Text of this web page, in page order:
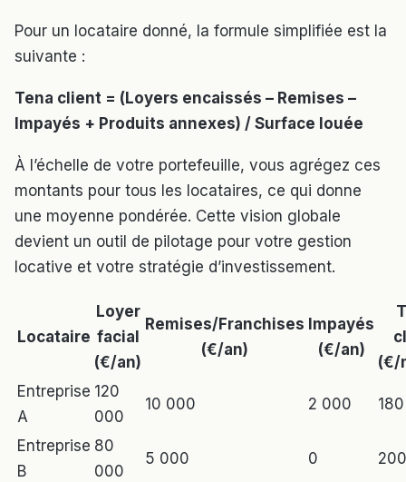
Pour un locataire donné, la formule simplifiée est la
suivante :
Tena client = (Loyers encaissés – Remises –
Impayés + Produits annexes) / Surface louée
À l’échelle de votre portefeuille, vous agrégez ces
montants pour tous les locataires, ce qui donne
une moyenne pondérée. Cette vision globale
devient un outil de pilotage pour votre gestion
locative et votre stratégie d’investissement.
Locataire
Loyer
facial
(€/an)
Remises/Franchises
(€/an)
Impayés
(€/an)
(€/
Entreprise
A
120
000
10 000 2 000 180
Entreprise
B
80
000
5 000 0 200